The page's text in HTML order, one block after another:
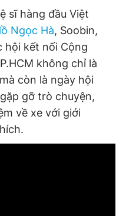
cấp ngày 24.3.2020
Thanh Niên. Cấm sao
sự chấp thuận bằng văn
JSC.
sĩ hàng đầu Việt
Ngọc Hà, Soobin,
hội kết nối Cộng
không chỉ là
còn là ngày hội
gặp gỡ trò chuyện,
về xe với giới